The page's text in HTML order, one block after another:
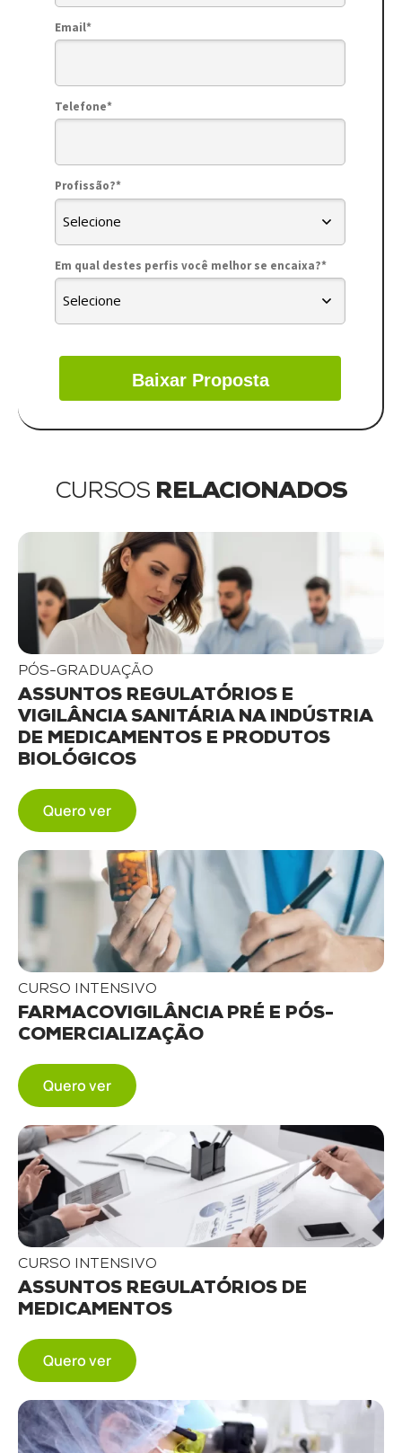
Email*
Telefone*
Profissão?*
Em qual destes perfis você melhor se encaixa?*
Baixar Proposta
CURSOS RELACIONADOS
PÓS-GRADUAÇÃO
ASSUNTOS REGULATÓRIOS E
VIGILÂNCIA SANITÁRIA NA INDÚSTRIA
DE MEDICAMENTOS E PRODUTOS
BIOLÓGICOS
Quero ver
CURSO INTENSIVO
FARMACOVIGILÂNCIA PRÉ E PÓS-
COMERCIALIZAÇÃO
Quero ver
CURSO INTENSIVO
ASSUNTOS REGULATÓRIOS DE
MEDICAMENTOS
Quero ver